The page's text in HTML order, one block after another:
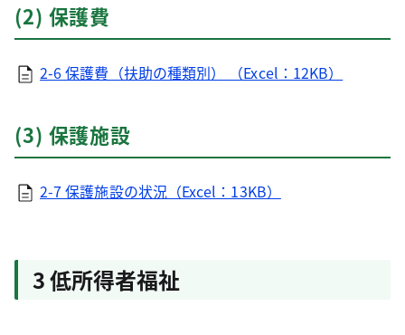
(2) 保護費
2-6 保護費（扶助の種類別） （Excel：12KB）
(3) 保護施設
2-7 保護施設の状況（Excel：13KB）
3 低所得者福祉